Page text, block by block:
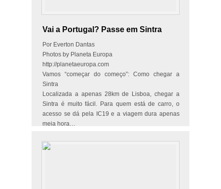
Vai a Portugal? Passe em Sintra
Por Everton Dantas
Photos by Planeta Europa
http://planetaeuropa.com
Vamos “começar do começo”: Como chegar a
Sintra
Localizada a apenas 28km de Lisboa, chegar a
Sintra é muito fácil. Para quem está de carro, o
acesso se dá pela IC19 e a viagem dura apenas
meia hora…